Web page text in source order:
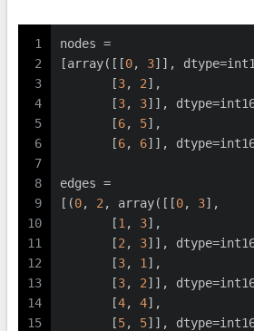
1
2
3
4
5
6
7
8
9
10
11
12
13
14
15
nodes =
[array([[0, 3]],
       [
3, 2],
       [
3, 3]],
       [
6, 5],
       [
6, 6]],
edges =
[(0, 2 , array([[0, 3],
       [
1 , 3],
       [
2 , 3]],
       [
3, 1 ],
       [
3, 2]],
       [
4, 4],
       [
5, 5]],